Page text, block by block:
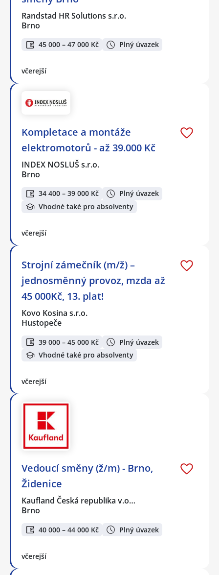
Randstad HR Solutions s.r.o.
Brno
45 000 – 47 000 Kč Plný úvazek
včerejší
Kompletace a montáže
elektromotorů - až 39.000 Kč
INDEX NOSLUŠ s.r.o.
Brno
34 400 – 39 000 Kč
Plný úvazek
Vhodné také pro absolventy
včerejší
Strojní zámečník (m/ž) –
jednosměnný provoz, mzda až
45 000Kč, 13. plat!
Kovo Kosina s.r.o.
Hustopeče
39 000 – 45 000 Kč
Plný úvazek
Vhodné také pro absolventy
včerejší
Vedoucí směny (ž/m) - Brno,
Židenice
Kaufland Česká republika v.o…
Brno
40 000 – 44 000 Kč Plný úvazek
včerejší